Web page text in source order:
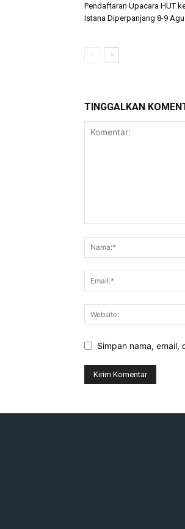
Pendaftaran Upacara HUT
Istana Diperpanjang 8-9
TINGGALKAN
Simpan nama, email,